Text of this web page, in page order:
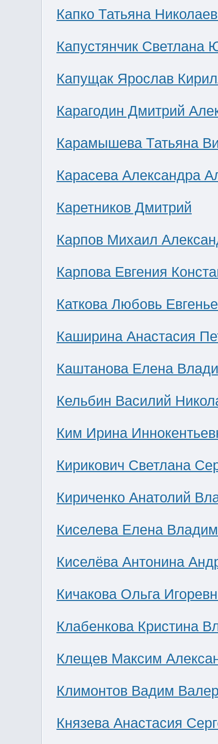
Капко Татьяна
Капустянчик Светлана
Капущак Ярослав
Карагодин Дмитрий
Карамышева Татьяна
Карасева Александра
Каретников Дмитрий
Карпов Михаил
Карпова Евгения
Каткова Любовь
Каширина Анастасия
Каштанова Елена
Кельбин Василий
Ким Ирина
Кирикович Светлана
Кириченко Анатолий
Киселева Елена
Киселёва Антонина
Кичакова Ольга
Клабенкова Кристина
Клещев Максим
Климонтов Вадим
Князева Анастасия